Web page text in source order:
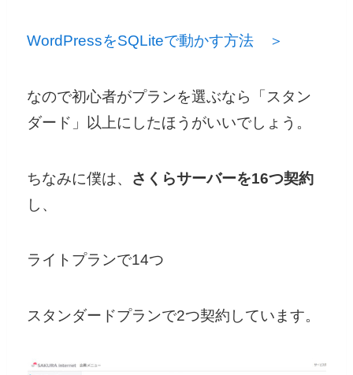
WordPressをSQLiteで動かす方法 ＞
なので初心者がプランを選ぶなら「スタン
ダード」以上にしたほうがいいでしょう。
ちなみに僕は、 さくらサーバーを16つ契約
し、
ライトプランで14つ
スタンダードプランで2つ契約しています。